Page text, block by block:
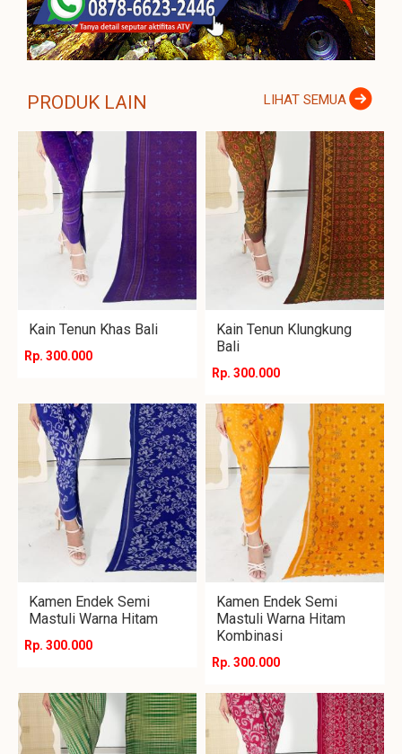
PRODUK LAIN LIHAT SEMUA
Kain Tenun Khas Bali
Rp. 300.000
Kain Tenun Klungkung
Bali
Rp. 300.000
Kamen Endek Semi
Mastuli Warna Hitam
Rp. 300.000
Kamen Endek Semi
Mastuli Warna Hitam
Kombinasi
Rp. 300.000